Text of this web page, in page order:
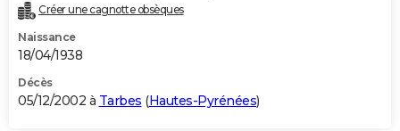
Créer une cagnotte obsèques
Naissance
18/04/1938
Décès
05/12/2002 à Tarbes (Hautes-Pyrénées)